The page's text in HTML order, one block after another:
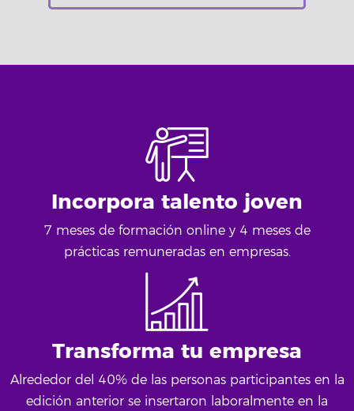
Incorpora talento joven
7 meses de formación online y 4 meses de
prácticas remuneradas en empresas.
Transforma tu empresa
Alrededor del 40% de las personas participantes en la
edición anterior se insertaron laboralmente en la